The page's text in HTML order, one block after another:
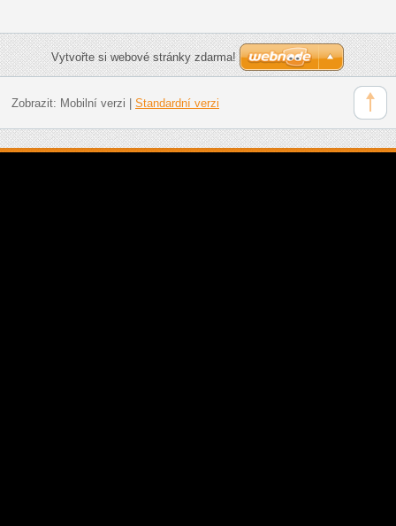
Vytvořte si webové stránky zdarma!
Zobrazit: Mobilní verzi Standardní verzi